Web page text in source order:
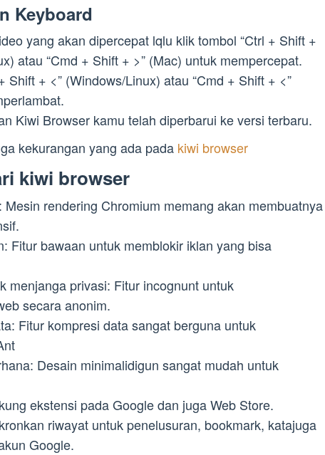
Keyboard
yang akan dipercepat lqlu klik tombol “Ctrl + Shift +
atau “Cmd + Shift + >” (Mac) untuk mempercepat.
Shift + <” (Windows/Linux) atau “Cmd + Shift + <”
Kiwi Browser kamu telah diperbarui ke versi terbaru.
kekurangan yang ada pada kiwi browser
kiwi browser
Mesin rendering Chromium memang akan membuatnya
Fitur bawaan untuk memblokir iklan yang bisa
menjanga privasi: Fitur incognunt untuk
secara anonim.
Fitur kompresi data sangat berguna untuk
Desain minimalidigun sangat mudah untuk
ekstensi pada Google dan juga Web Store.
riwayat untuk penelusuran, bookmark, katajuga
Google.